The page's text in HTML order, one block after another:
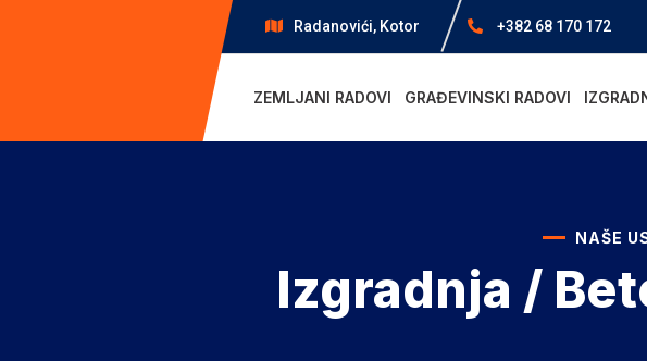
Radanovići, Kotor +382 68 170 172
ZEMLJANI RADOVI GRAĐEVINSKI RADOVI
NAŠE
Izgradnja /